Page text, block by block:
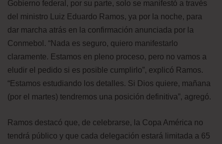
Gobierno federal, por su parte, solo se manifestó a través
del ministro Luiz Eduardo Ramos, ya por la noche, para
dar marcha atrás en la confirmación anunciada por la
Conmebol. “Nada es seguro, quiero manifestarlo
claramente. Estamos en pleno proceso, pero no vamos a
eludir el pedido si es posible cumplirlo”, explicó Ramos.
“Estamos estudiando los detalles. Si Dios quiere, mañana
(por el martes) tendremos una posición definitiva”, agregó.
Ramos destacó que, de celebrarse, la Copa América no
tendrá público y que cada delegación estará limitada a 65